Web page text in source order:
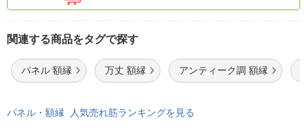
関連する商品をタグで探す
パネル 額縁 万丈 額縁 アンティーク調 額縁
パネル・額縁 人気売れ筋ランキングを見る